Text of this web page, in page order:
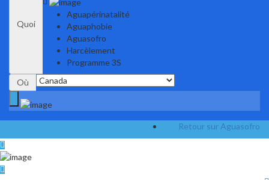
Quoi
Aguapérinatalité
Aguaphobie
Aguasofro
Harcèlement
Programme 3S
Où
Retour sur Aguasofro